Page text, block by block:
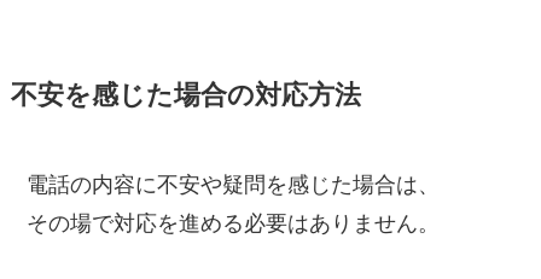
不安を感じた場合の対応方法
電話の内容に不安や疑問を感じた場合は、
その場で対応を進める必要はありません。